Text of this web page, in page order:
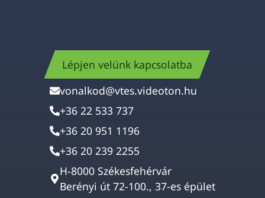
Lépjen velünk kapcsolatba
vonalkod@vtes.videoton.hu
+36 22 533 737
+36 20 951 1196
+36 20 239 2255
H-8000 Székesfehérvár
Berényi út 72-100., 37-es épület